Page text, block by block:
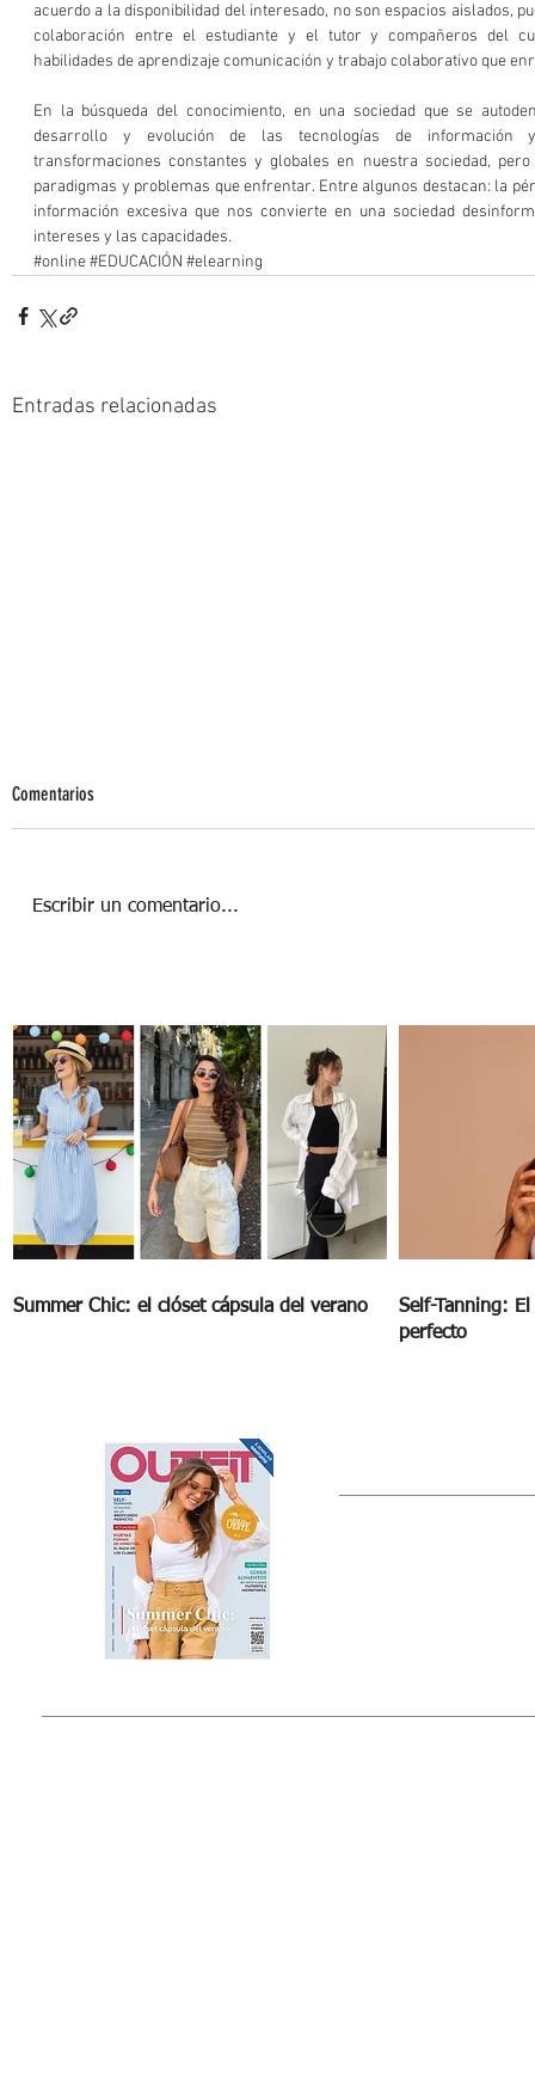
acuerdo a la disponibilidad del interesado, no son espacios aislados,
colaboración entre el estudiante y el tutor y compañeros del
habilidades de aprendizaje comunicación y trabajo colaborativo que
En la búsqueda del conocimiento, en una sociedad que se
desarrollo y evolución de las tecnologías de información y
transformaciones constantes y globales en nuestra sociedad,
paradigmas y problemas que enfrentar. Entre algunos destacan: la
información excesiva que nos convierte en una sociedad
intereses y las capacidades.
#online#EDUCACIÓN #elearning
Entradas relacionadas
Tipos de aprendizaje
Comentarios
Escribir un comentario...
Summer Chic: el clóset cápsula del verano
Self-Tanning:
perfecto